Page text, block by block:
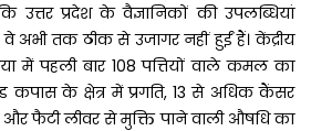
उत्तर प्रदेश के वैज्ञानिकों की उपलब्धियां
वे अभी तक ठीक से उजागर नहीं हुईं हैं। केंद्रीय
में पहली बार 108 पत्तियों वाले कमल का
कपास के क्षेत्र में प्रगति, 13 से अधिक कैंसर
फैटी लीवर से मुक्ति पाने वाली औषधि का